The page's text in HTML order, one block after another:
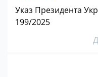
Указ Президента
199/2025